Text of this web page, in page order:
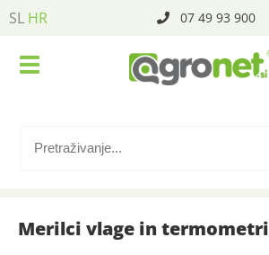
SL HR 07 49 93 900
Merilci vlage in termometri